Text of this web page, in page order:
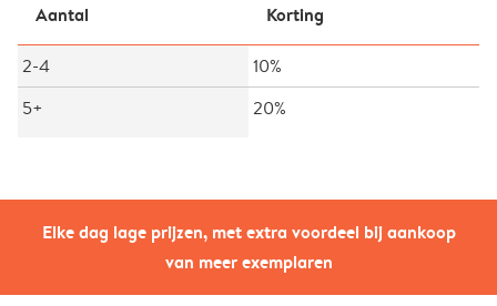
Elke dag lage prijzen, met extra voordeel bij aankoop
van meer exemplaren
Aantal Korting
2-4
10%
5+
20%